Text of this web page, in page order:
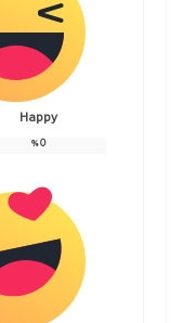
Happy
0
%